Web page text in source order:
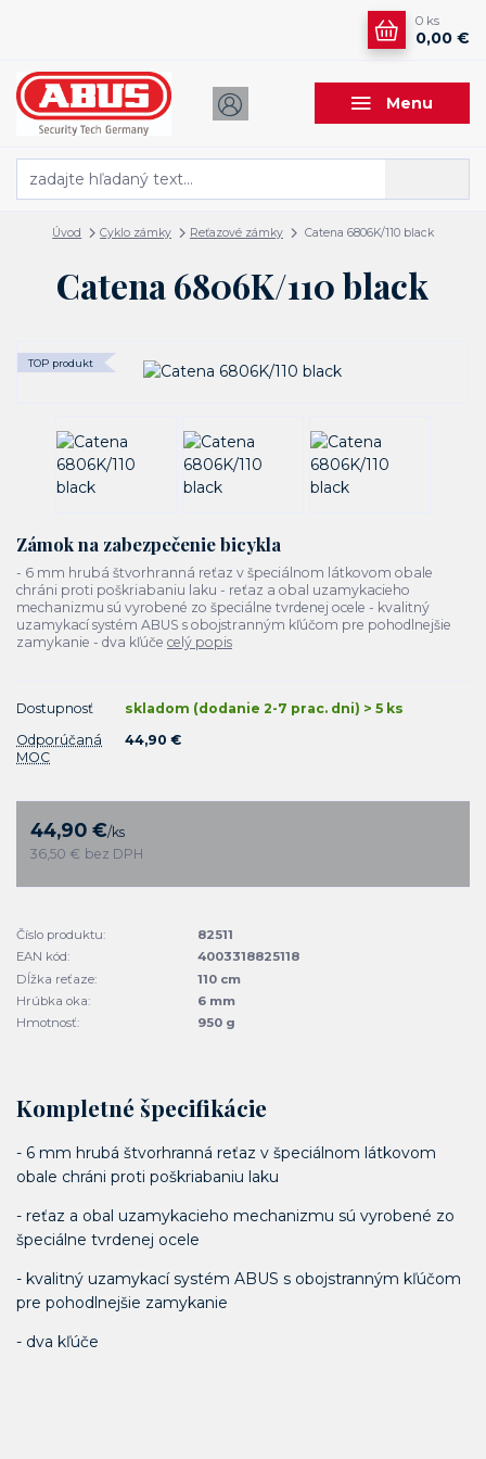
Menu
0 ks
0,00 €
Úvod Cyklo zámky Reťazové zámky Catena 6806K/110 black
Catena 6806K/110 black
TOP produkt
Zámok na zabezpečenie bicykla
- 6 mm hrubá štvorhranná reťaz v špeciálnom látkovom obale
chráni proti poškriabaniu laku - reťaz a obal uzamykacieho
mechanizmu sú vyrobené zo špeciálne tvrdenej ocele - kvalitný
uzamykací systém ABUS s obojstranným kľúčom pre pohodlnejšie
zamykanie - dva kľúče celý popis
Dostupnosť
skladom (dodanie 2-7 prac. dni) > 5 ks
Odporúčaná
MOC
44,90 €
44,90 €/ks
36,50 € bez DPH
Číslo produktu:
82511
EAN kód:
4003318825118
Dĺžka reťaze:
110 cm
Hrúbka oka:
6 mm
Hmotnosť:
950 g
Kompletné špecifikácie
- 6 mm hrubá štvorhranná reťaz v špeciálnom látkovom
obale chráni proti poškriabaniu laku
- reťaz a obal uzamykacieho mechanizmu sú vyrobené zo
špeciálne tvrdenej ocele
- kvalitný uzamykací systém ABUS s obojstranným kľúčom
pre pohodlnejšie zamykanie
- dva kľúče